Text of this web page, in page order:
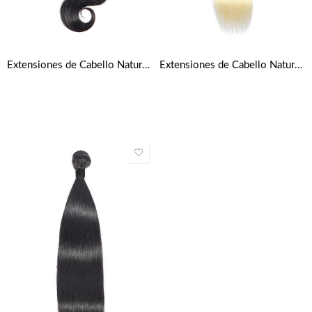
Extensiones de Cabello Natural Cortina Ondulado Extensiones de Cabello Natural Cortina – Rubio Platino